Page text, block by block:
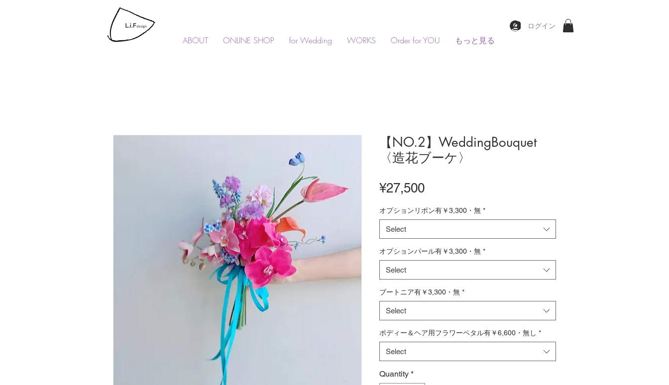
ABOUT ONLINE SHOP for Wedding WORKS Order for YOU もっと見る
ログイン
【NO.2】WeddingBouquet
〈造花ブーケ〉
¥27,500Price
オプションリボン有￥3,300・無 *
Select
オプションパール有￥3,300・無 *
Select
ブートニア有￥3,300・無 *
Select
ボディー＆ヘア用フラワーペタル有￥6,600・無し *
Select
Quantity *